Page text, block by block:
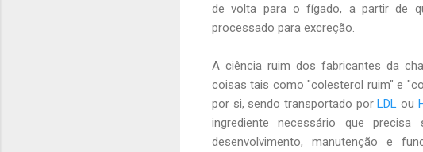
de volta para o fígado, a partir de
processado para excreção.
A ciência ruim dos fabricantes da
coisas tais como "colesterol ruim" e
por si, sendo transportado porLDL ou
ingrediente necessário que
desenvolvimento, manutenção e